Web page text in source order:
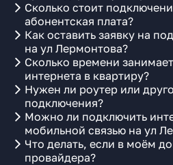
Сколько стоит
абонентская плата?
Как оставить заявку на
на ул Лермонтова?
Сколько времени
интернета в квартиру?
Нужен ли роутер или
подключения?
Можно ли подключить
мобильной связью на ул
Что делать, если в моём
провайдера?